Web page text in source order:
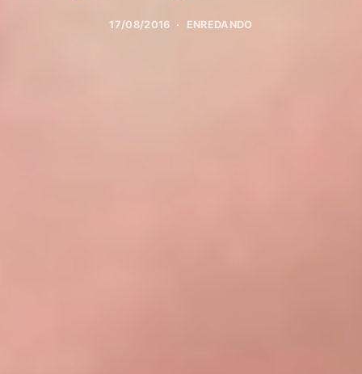
17/08/2016 ENREDANDO